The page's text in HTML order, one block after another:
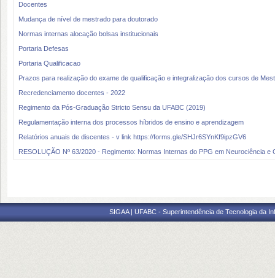
Docentes
Mudança de nível de mestrado para doutorado
Normas internas alocação bolsas institucionais
Portaria Defesas
Portaria Qualificacao
Prazos para realização do exame de qualificação e integralização dos cursos de
Recredenciamento docentes - 2022
Regimento da Pós-Graduação Stricto Sensu da UFABC (2019)
Regulamentação interna dos processos híbridos de ensino e aprendizagem
Relatórios anuais de discentes - v link https://forms.gle/SHJr6SYnKf9ipzGV6
RESOLUÇÃO Nº 63/2020 - Regimento: Normas Internas do PPG em Neurociência e
SIGAA | UFABC - Superintendência de Tecnologia da